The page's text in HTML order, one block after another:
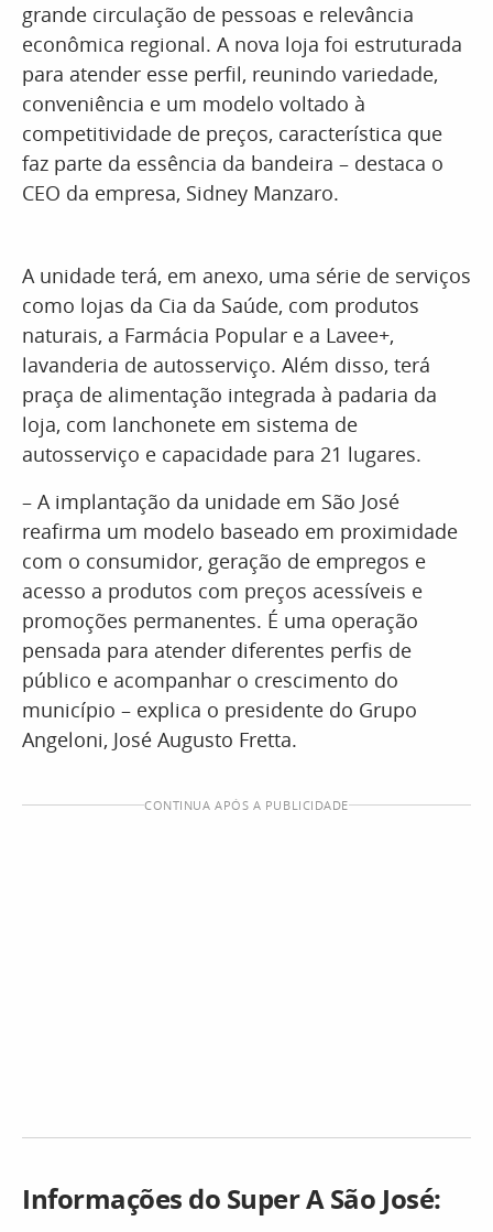
grande circulação de pessoas e relevância
econômica regional. A nova loja foi estruturada
para atender esse perfil, reunindo variedade,
conveniência e um modelo voltado à
competitividade de preços, característica que
faz parte da essência da bandeira – destaca o
CEO da empresa, Sidney Manzaro.
A unidade terá, em anexo, uma série de serviços
como lojas da Cia da Saúde, com produtos
naturais, a Farmácia Popular e a Lavee+,
lavanderia de autosserviço. Além disso, terá
praça de alimentação integrada à padaria da
loja, com lanchonete em sistema de
autosserviço e capacidade para 21 lugares.
– A implantação da unidade em São José
reafirma um modelo baseado em proximidade
com o consumidor, geração de empregos e
acesso a produtos com preços acessíveis e
promoções permanentes. É uma operação
pensada para atender diferentes perfis de
público e acompanhar o crescimento do
município – explica o presidente do Grupo
Angeloni, José Augusto Fretta.
CONTINUA APÓS A PUBLICIDADE
Informações do Super A São José: